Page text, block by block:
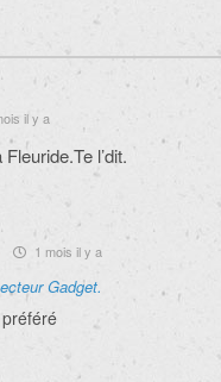
il y a
l’dit.
1 mois il y a
Gadget.